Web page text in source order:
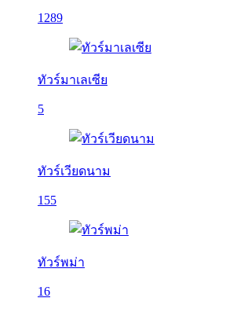
1289
ทัวร์มาเลเซีย
5
ทัวร์เวียดนาม
155
ทัวร์พม่า
16